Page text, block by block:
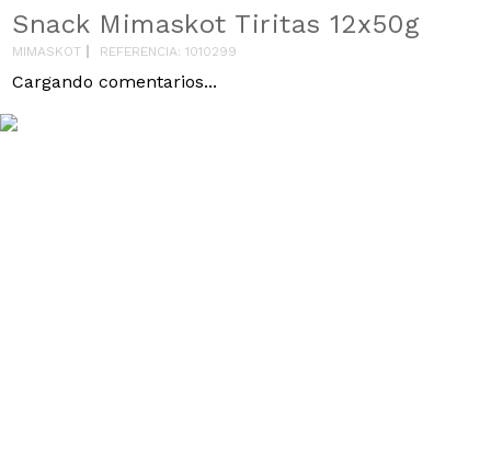
Snack Mimaskot Tiritas 12x50g
MIMASKOT REFERENCIA:1010299
Cargando comentarios...